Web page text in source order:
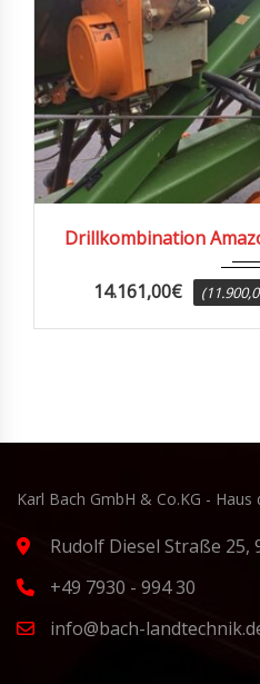
Drillkombination
14.161,00€
Karl Bach GmbH & Co.KG -
Rudolf Diesel Straße
+49 7930 - 994 30
info@bach-